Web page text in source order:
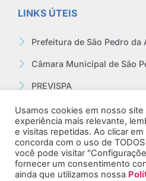
LINKS ÚTEIS
Prefeitura de São Pedro da
Câmara Municipal de São
PREVISPA
Ouvidoria
Contracheque
Webmail
Usamos cookies em nosso
experiência mais relevante,
e visitas repetidas. Ao clicar em
concorda com o uso de
você pode visitar
fornecer um consentimento
ainda que utilizamos nossa